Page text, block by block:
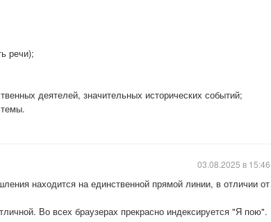
речи);
деятелей, значительных исторических событий;
находится на единственной прямой линии, в отличии от
Во всех браузерах прекрасно индексируется "Я пою".
03.08.2025 в 15:46